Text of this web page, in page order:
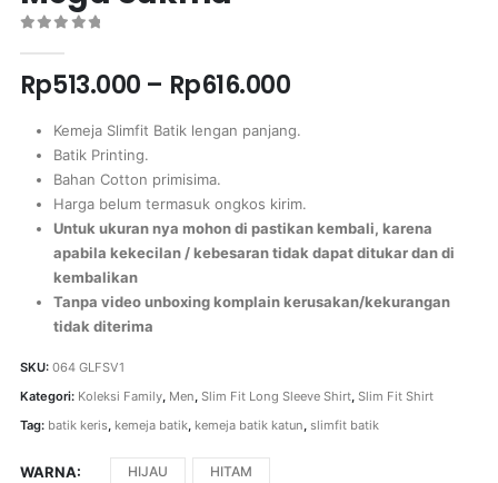
Rp513.000 – Rp616.000
Kemeja Slimfit Batik lengan panjang.
Batik Printing.
Bahan Cotton primisima.
Harga belum termasuk ongkos kirim.
Untuk ukuran nya mohon di pastikan kembali, karena
apabila kekecilan / kebesaran tidak dapat ditukar dan di
kembalikan
Tanpa video unboxing komplain kerusakan/kekurangan
tidak diterima
SKU: 064 GLFSV1
Kategori: Koleksi Family, Men, Slim Fit Long Sleeve Shirt, Slim Fit Shirt
Tag: batik keris, kemeja batik, kemeja batik katun slimfit batik
WARNA HIJAU HITAM